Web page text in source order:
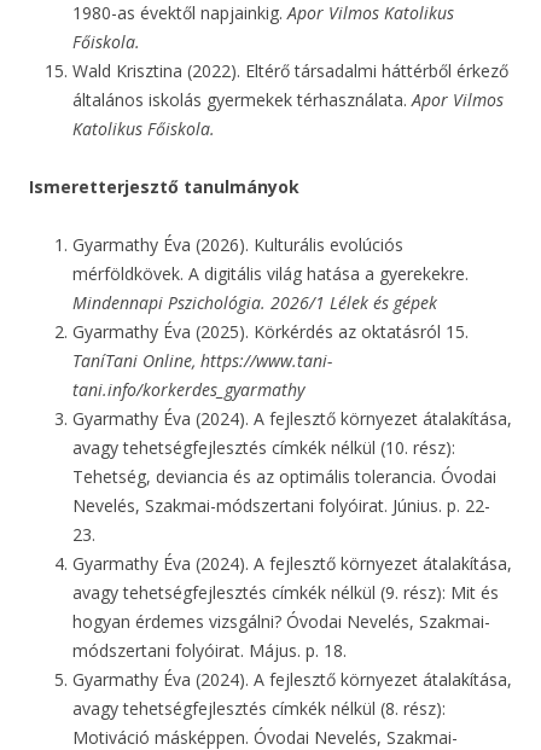
1980-as évektől napjainkig.Apor Vilmos Katolikus
Főiskola.
Wald Krisztina (2022). Eltérő társadalmi háttérből érkező
általános iskolás gyermekek térhasználata.Apor Vilmos
Katolikus Főiskola.
Ismeretterjesztő tanulmányok
Gyarmathy Éva (2026). Kulturális evolúciós
mérföldkövek. A digitális világ hatása a gyerekekre.
Mindennapi Pszichológia. 2026/1 Lélek és gépek
Gyarmathy Éva (2025). Körkérdés az oktatásról 15.
TaníTani Online, https://www.tani-
tani.info/korkerdes_gyarmathy
Gyarmathy Éva (2024). A fejlesztő környezet átalakítása,
avagy tehetségfejlesztés címkék nélkül (10. rész):
Tehetség, deviancia és az optimális tolerancia. Óvodai
Nevelés, Szakmai-módszertani folyóirat. Június. p. 22-
23.
Gyarmathy Éva (2024). A fejlesztő környezet átalakítása,
avagy tehetségfejlesztés címkék nélkül (9. rész): Mit és
hogyan érdemes vizsgálni? Óvodai Nevelés, Szakmai-
módszertani folyóirat. Május. p. 18.
Gyarmathy Éva (2024). A fejlesztő környezet átalakítása,
avagy tehetségfejlesztés címkék nélkül (8. rész):
Motiváció másképpen. Óvodai Nevelés, Szakmai-